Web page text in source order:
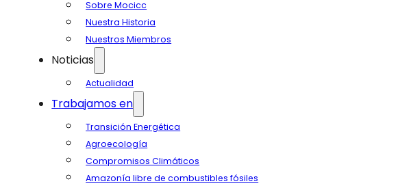
Sobre Mocicc
Nuestra Historia
Nuestros Miembros
Noticias
Actualidad
Trabajamos en
Transición Energética
Agroecología
Compromisos Climáticos
Amazonía libre de combustibles fósiles